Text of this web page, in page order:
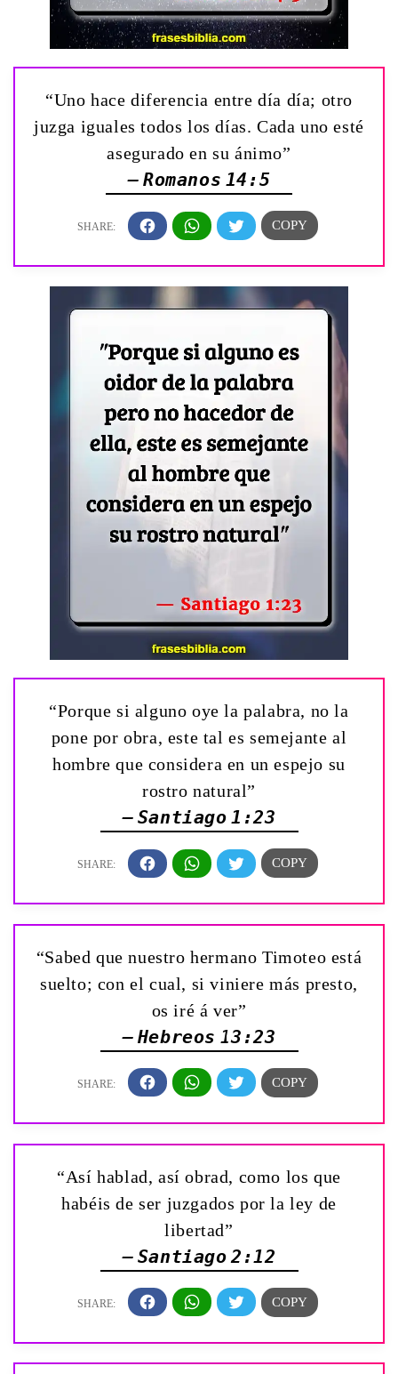
“Uno hace diferencia entre día día; otro
juzga iguales todos los días. Cada uno esté
asegurado en su ánimo”
— Romanos 14:5
“Porque si alguno oye la palabra, no la
pone por obra, este tal es semejante al
hombre que considera en un espejo su
rostro natural”
— Santiago 1:23
“Sabed que nuestro hermano Timoteo está
suelto; con el cual, si viniere más presto,
os iré á ver”
— Hebreos 13:23
“Así hablad, así obrad, como los que
habéis de ser juzgados por la ley de
libertad”
— Santiago 2:12